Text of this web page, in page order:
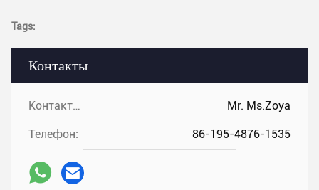
Контакты
Контакты: Mr. Ms.Zoya
Телефон: 86-195-4876-1535
Tags: